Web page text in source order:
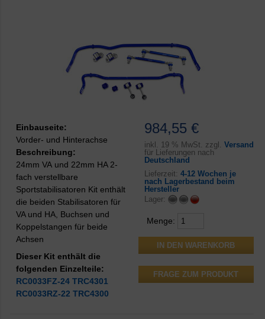
984,55 €
inkl. 19 % MwSt. zzgl. Versand
für Lieferungen nach
Deutschland
Lieferzeit: 4-12 Wochen je
nach Lagerbestand beim
Hersteller
Lager:
Menge:
FRAGE ZUM PRODUKT
Einbauseite:
Vorder- und Hinterachse
Beschreibung:
24mm VA und 22mm HA 2-
fach verstellbare
Sportstabilisatoren Kit enthält
die beiden Stabilisatoren für
VA und HA, Buchsen und
Koppelstangen für beide
Achsen
Dieser Kit enthält die
folgenden Einzelteile:
RC0033FZ-24 TRC4301
RC0033RZ-22 TRC4300